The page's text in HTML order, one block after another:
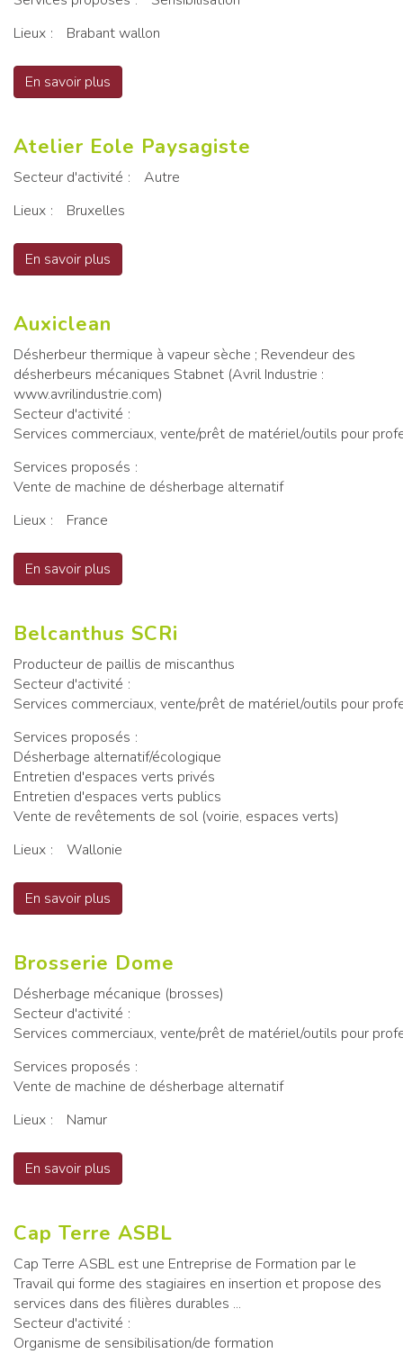
Lieux
Brabant wallon
En savoir plus
Atelier Eole Paysagiste
Secteur d'activité
Autre
Lieux
Bruxelles
En savoir plus
Auxiclean
Désherbeur thermique à vapeur sèche ; Revendeur des
désherbeurs mécaniques Stabnet (Avril Industrie :
www.avrilindustrie.com)
Secteur d'activité
Services commerciaux, vente/prêt de matériel/outils pour
Services proposés
Vente de machine de désherbage alternatif
Lieux
France
En savoir plus
Belcanthus SCRi
Producteur de paillis de miscanthus
Secteur d'activité
Services commerciaux, vente/prêt de matériel/outils pour
Services proposés
Désherbage alternatif/écologique
Entretien d'espaces verts privés
Entretien d'espaces verts publics
Vente de revêtements de sol (voirie, espaces verts)
Lieux
Wallonie
En savoir plus
Brosserie Dome
Désherbage mécanique (brosses)
Secteur d'activité
Services commerciaux, vente/prêt de matériel/outils pour
Services proposés
Vente de machine de désherbage alternatif
Lieux
Namur
En savoir plus
Cap Terre ASBL
Cap Terre ASBL est une Entreprise de Formation par le
Travail qui forme des stagiaires en insertion et propose des
services dans des filières durables ...
Secteur d'activité
Organisme de sensibilisation/de formation